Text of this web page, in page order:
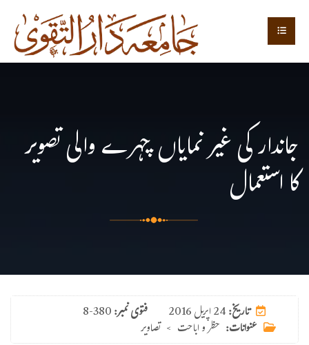
جاندار کی غیر نمایاں چہرے والی تصویر
کا استعمال
فتوی نمبر:8-380 تاریخ:24 اپریل 2016
عنوانات: حظر و اباحت > تصاویر